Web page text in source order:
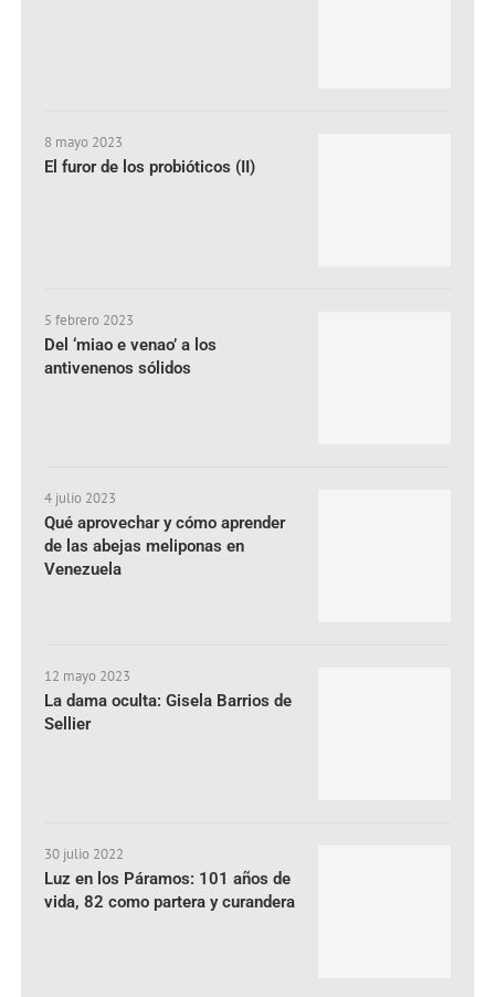
8 mayo 2023
El furor de los probióticos (II)
5 febrero 2023
Del ‘miao e venao’ a los
antivenenos sólidos
4 julio 2023
Qué aprovechar y cómo aprender
de las abejas meliponas en
Venezuela
12 mayo 2023
La dama oculta: Gisela Barrios de
Sellier
30 julio 2022
Luz en los Páramos: 101 años de
vida, 82 como partera y curandera